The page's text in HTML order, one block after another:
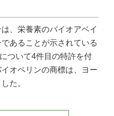
、栄養素のバイオアベイ
あることが示されている
ついて4件目の特許を付
オペリンの商標は、ヨー
た。